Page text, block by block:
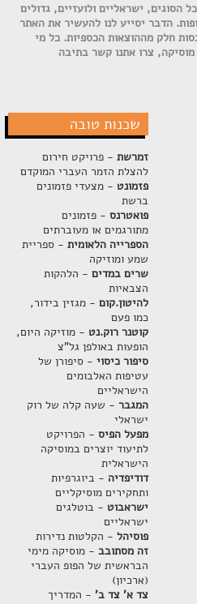
הסוגים, ישראליים ולועזיים, גדולים
הדבר יסייע לנו להעשיר את האתר
חלק מההוצאות הכספיות. כל מי
מוסיקה, צרו אתנו קשר בתיבה
שכנות טובה
זמרשת- פרויקט חירום
להצלת הזמר העברי המוקדם
פזמונט - מצעדי פזמונים
ברשת
פואטרנס- פזמונים
מתורגמים או מעוברתים
הספרייה הלאומית- ספריית
שמע ומוזיקה
שרים במדים- הלהקות
הצבאיות
להיטון.קום- מגזין בידור,
כמו פעם
קוטנר רוק.נט - מוזיקה היום,
הופעות באולפן גל"צ
סיפור כיסוי- סיפורן של
עטיפות האלבומים
הישראליים
המגבר- שעה קלה של רוק
ישראלי
מפעל הפיס- הפרויקט
לתיעוד יוצרים במוסיקה
הישראלית
דודיפדיה - ביוגרפיות
ותחקירים מוסיקליים
ישראבוט - בוטלגים
ישראליים
פוסיהל- הקלטות נדירות
זה מסתובב- מוסיקה מימי
הבראשית של הפופ העברי
(ארכיון)
צד א' צד ב'- המדריך